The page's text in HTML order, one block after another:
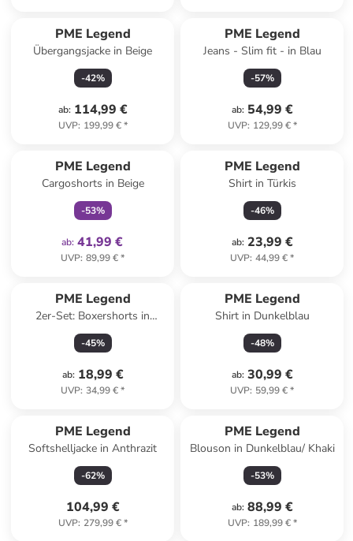
PME Legend
Übergangsjacke in Beige
-42%
ab: 114,99 €
UVP: 199,99 €*
PME Legend
Jeans - Slim fit - in Blau
-57%
ab: 54,99 €
UVP: 129,99 €*
PME Legend
Cargoshorts in Beige
-53%
ab: 41,99 €
UVP: 89,99 €*
PME Legend
Shirt in Türkis
-46%
ab: 23,99 €
UVP: 44,99 €*
PME Legend
2er-Set: Boxershorts in
Schwarz/ Grün
-45%
ab: 18,99 €
UVP: 34,99 €*
PME Legend
Shirt in Dunkelblau
-48%
ab: 30,99 €
UVP: 59,99 €*
PME Legend
Softshelljacke in Anthrazit
-62%
104,99 €
UVP: 279,99 €*
PME Legend
Blouson in Dunkelblau/ Khaki
-53%
ab: 88,99 €
UVP: 189,99 €*